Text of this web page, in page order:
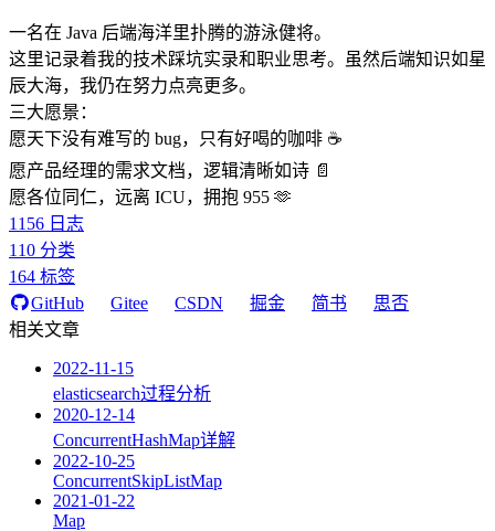
一名在 Java 后端海洋里扑腾的游泳健将。
这里记录着我的技术踩坑实录和职业思考。虽然后端知识如星
辰大海，我仍在努力点亮更多。
三大愿景：
愿天下没有难写的 bug，只有好喝的咖啡 ☕️
愿产品经理的需求文档，逻辑清晰如诗 📄
愿各位同仁，远离 ICU，拥抱 955 🫶
1156 日志
110 分类
164 标签
GitHub
Gitee CSDN 掘金 简书
思否
相关文章
2022-11-15
elasticsearch过程分析
2020-12-14
ConcurrentHashMap详解
2022-10-25
ConcurrentSkipListMap
2021-01-22
Map